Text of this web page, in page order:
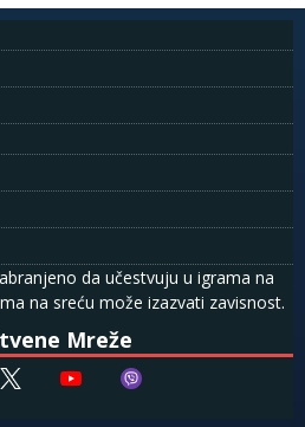
da učestvuju u igrama na
na sreću može izazvati zavisnost.
Mreže